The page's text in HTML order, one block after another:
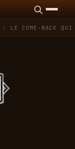
COME-BACK QUI